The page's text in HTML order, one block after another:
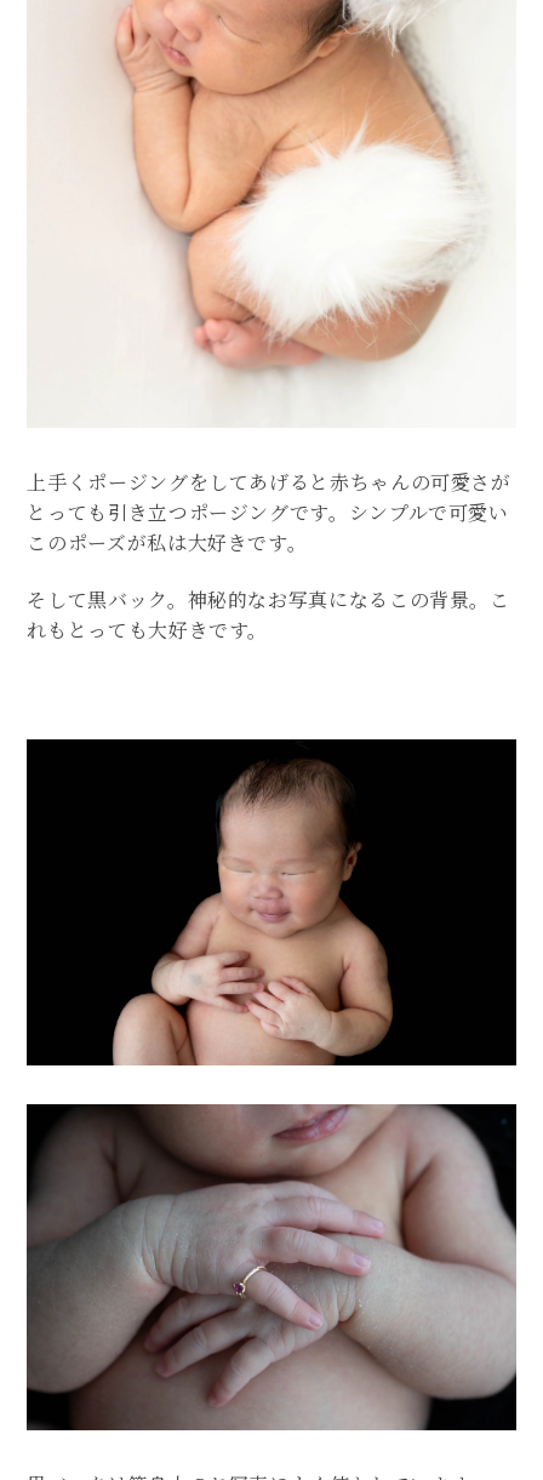
上手くポージングをしてあげると赤ちゃんの可愛さが
とっても引き立つポージングです。シンプルで可愛い
このポーズが私は大好きです。
そして黒バック。神秘的なお写真になるこの背景。こ
れもとっても大好きです。